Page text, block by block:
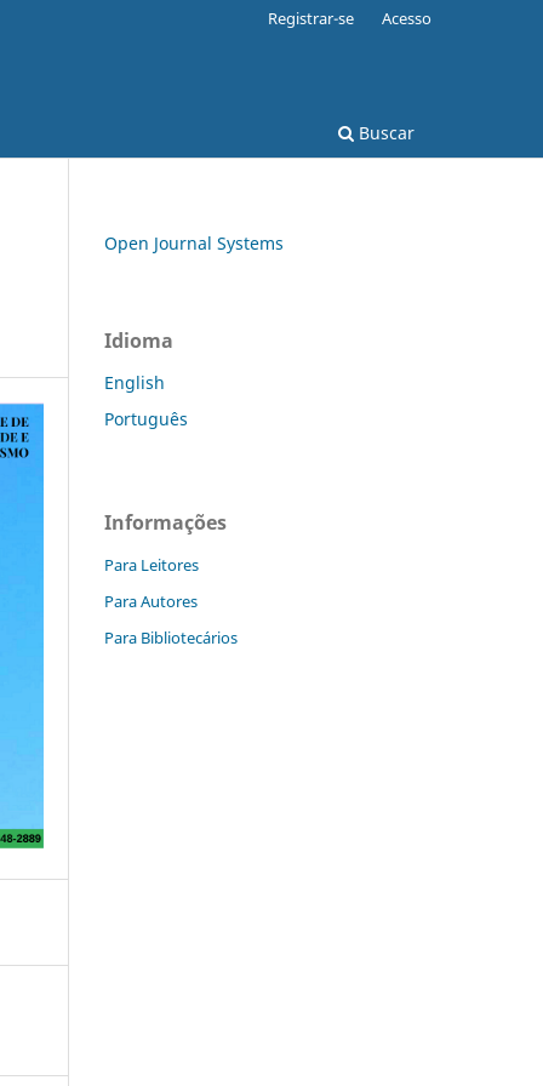
Buscar
Registrar-se Acesso
Open Journal Systems
Idioma
English
Português
Informações
Para Leitores
Para Autores
Para Bibliotecários